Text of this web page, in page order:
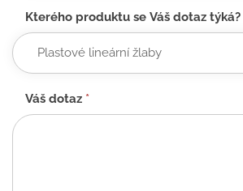
Kterého produktu se Váš dotaz týká?
Váš dotaz *